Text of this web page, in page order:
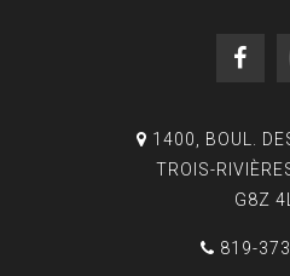
1400, BOUL.
TROIS-
G8Z
819-